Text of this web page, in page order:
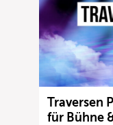
Traversen
für Bühne